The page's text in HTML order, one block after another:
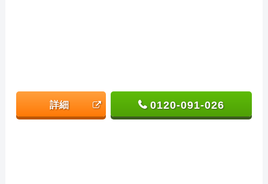
詳細 0120-091-026